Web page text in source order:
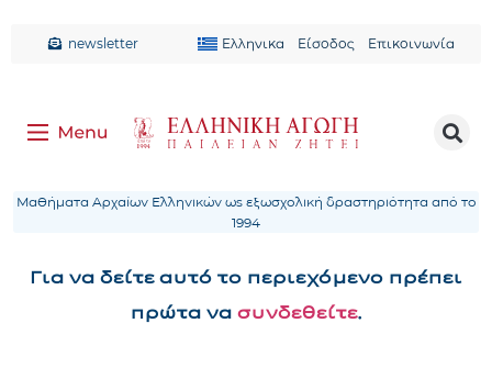
newsletter Ελληνικα Είσοδος Επικοινωνία
Μαθήματα Αρχαίων Ελληνικών ως εξωσχολική δραστηριότητα από το
1994
Για να δείτε αυτό το περιεχόμενο πρέπει
πρώτα να συνδεθείτε.